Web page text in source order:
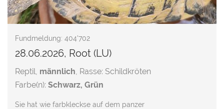
Fundmeldung: 404'702
28.06.2026, Root (LU)
Reptil, männlich, Rasse: Schildkröten
Farbe(n): Schwarz, Grün
Sie hat wie farbkleckse auf dem panzer